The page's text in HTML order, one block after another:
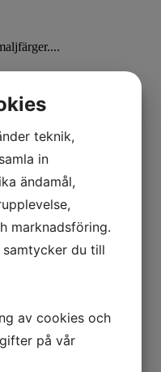
och ...
teknik,
in
ändamål,
marknadsföring.
du till
av cookies och
på vår